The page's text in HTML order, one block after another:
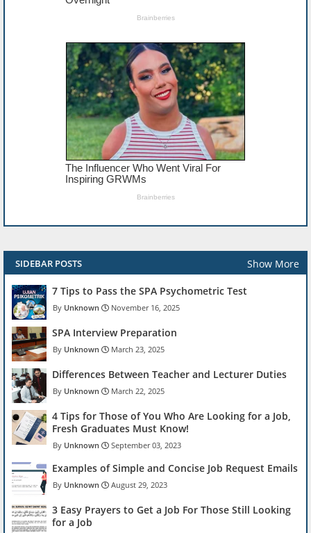
SIDEBAR POSTS Show More
7 Tips to Pass the SPA Psychometric Test
Unknown November 16, 2025
SPA Interview Preparation
Unknown March 23, 2025
Differences Between Teacher and Lecturer Duties
Unknown March 22, 2025
4 Tips for Those of You Who Are Looking for a Job,
Fresh Graduates Must Know!
Unknown September 03, 2023
Examples of Simple and Concise Job Request Emails
Unknown August 29, 2023
3 Easy Prayers to Get a Job For Those Still Looking
for a Job